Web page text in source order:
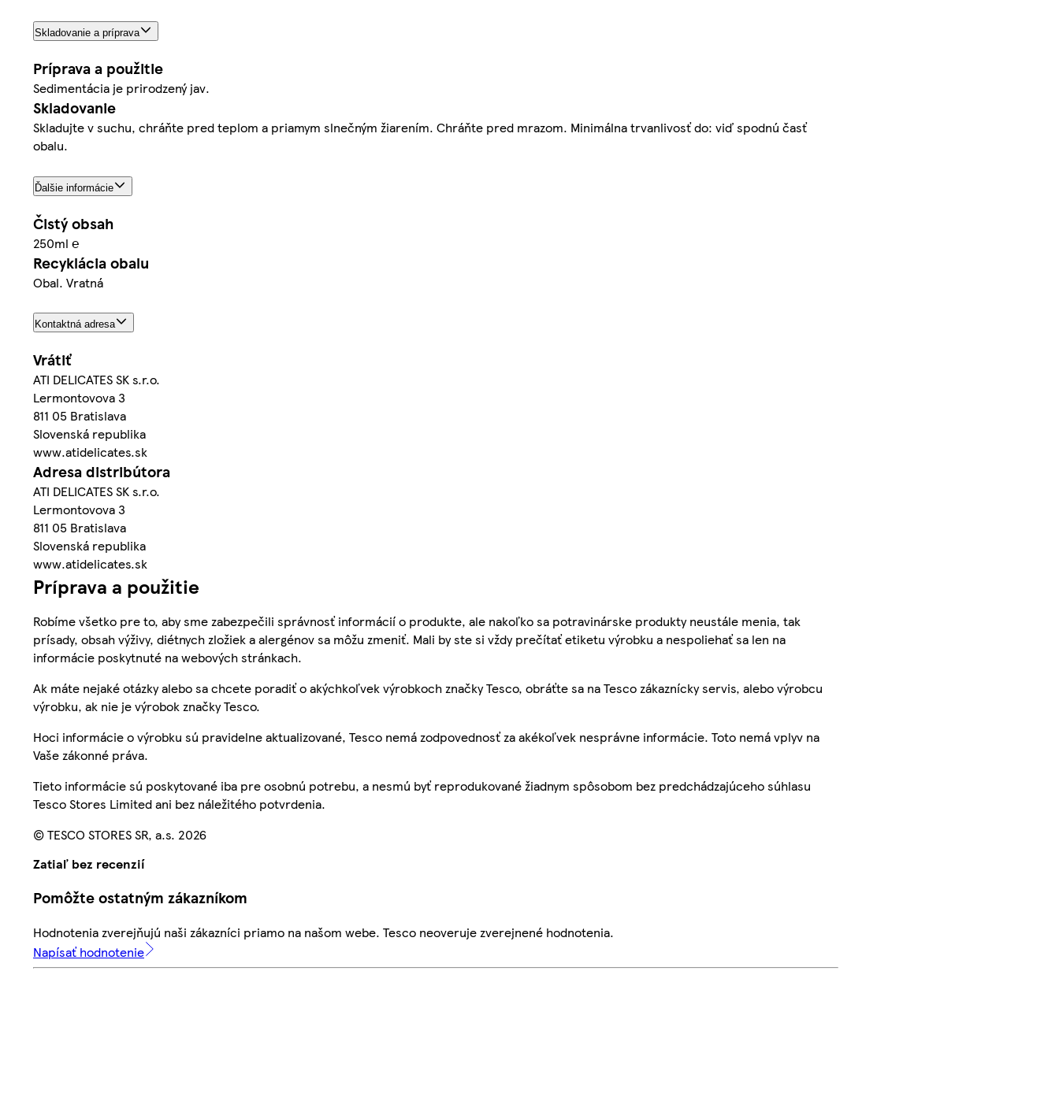
Skladovanie a príprava
Príprava a použitie
Sedimentácia je prirodzený jav.
Skladovanie
Skladujte v suchu, chráňte pred teplom a priamym slnečným žiarením. Chráňte pred mrazom. Minimálna trvanlivosť do: viď spodnú časť
obalu.
Ďalšie informácie
Čistý obsah
250ml ℮
Recyklácia obalu
Obal. Vratná
Kontaktná adresa
Vrátiť
ATI DELICATES SK s.r.o.
Lermontovova 3
811 05 Bratislava
Slovenská republika
www.atidelicates.sk
Adresa distribútora
ATI DELICATES SK s.r.o.
Lermontovova 3
811 05 Bratislava
Slovenská republika
www.atidelicates.sk
Príprava a použitie
Robíme všetko pre to, aby sme zabezpečili správnosť informácií o produkte, ale nakoľko sa potravinárske produkty neustále menia, tak
prísady, obsah výživy, diétnych zložiek a alergénov sa môžu zmeniť. Mali by ste si vždy prečítať etiketu výrobku a nespoliehať sa len na
informácie poskytnuté na webových stránkach.
Ak máte nejaké otázky alebo sa chcete poradiť o akýchkoľvek výrobkoch značky Tesco, obráťte sa na Tesco zákaznícky servis, alebo výrobcu
výrobku, ak nie je výrobok značky Tesco.
Hoci informácie o výrobku sú pravidelne aktualizované, Tesco nemá zodpovednosť za akékoľvek nesprávne informácie. Toto nemá vplyv na
Vaše zákonné práva.
Tieto informácie sú poskytované iba pre osobnú potrebu, a nesmú byť reprodukované žiadnym spôsobom bez predchádzajúceho súhlasu
Tesco Stores Limited ani bez náležitého potvrdenia.
© TESCO STORES SR, a.s. 2026
Zatiaľ bez recenzií
Pomôžte ostatným zákazníkom
Hodnotenia zverejňujú naši zákazníci priamo na našom webe. Tesco neoveruje zverejnené hodnotenia.
Napísať hodnotenie